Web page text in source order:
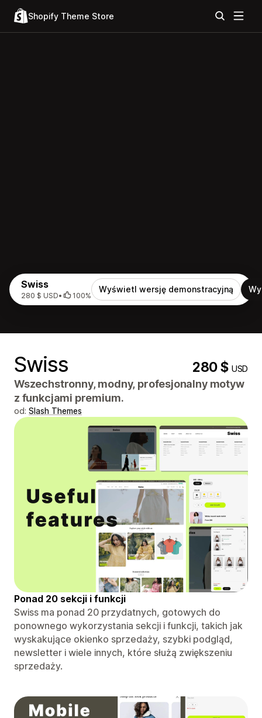
Shopify Theme Store
Swiss
280 $ USD• 100%
Wyświetl wersję demonstracyjną
Swiss 280 $USD
Wszechstronny, modny, profesjonalny motyw
z funkcjami premium.
od: Slash Themes
Ponad 20 sekcji i funkcji
Swiss ma ponad 20 przydatnych, gotowych do
ponownego wykorzystania sekcji i funkcji, takich jak
wyskakujące okienko sprzedaży, szybki podgląd,
newsletter i wiele innych, które służą zwiększeniu
sprzedaży.